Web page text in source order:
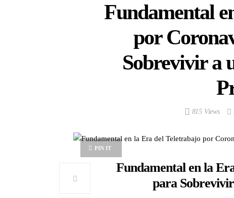
Fundamental
por
Sobrevivir a
815 Views
PIN IT
Fundamental en la
para